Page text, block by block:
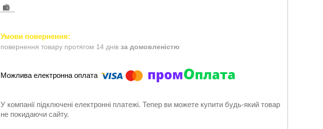
повернення товару протягом 14 днів за домовленістю
У компанії підключені електронні платежі. Тепер ви можете купити будь-який товар
не покидаючи сайту.